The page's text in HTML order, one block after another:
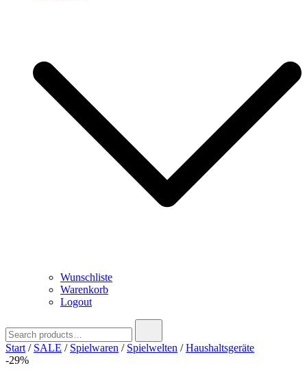
Wunschliste
Warenkorb
Logout
for:
Start / SALE / Spielwaren / Spielwelten /Haushaltsgeräte
-29%